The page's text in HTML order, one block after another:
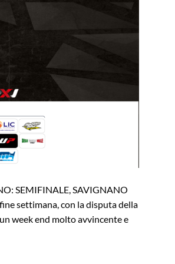
SEMIFINALE, SAVIGNANO
settimana, con la disputa della
week end molto avvincente e